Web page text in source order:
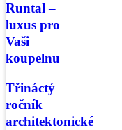
Runtal –
luxus pro
Vaši
koupelnu
Třináctý
ročník
architektonické